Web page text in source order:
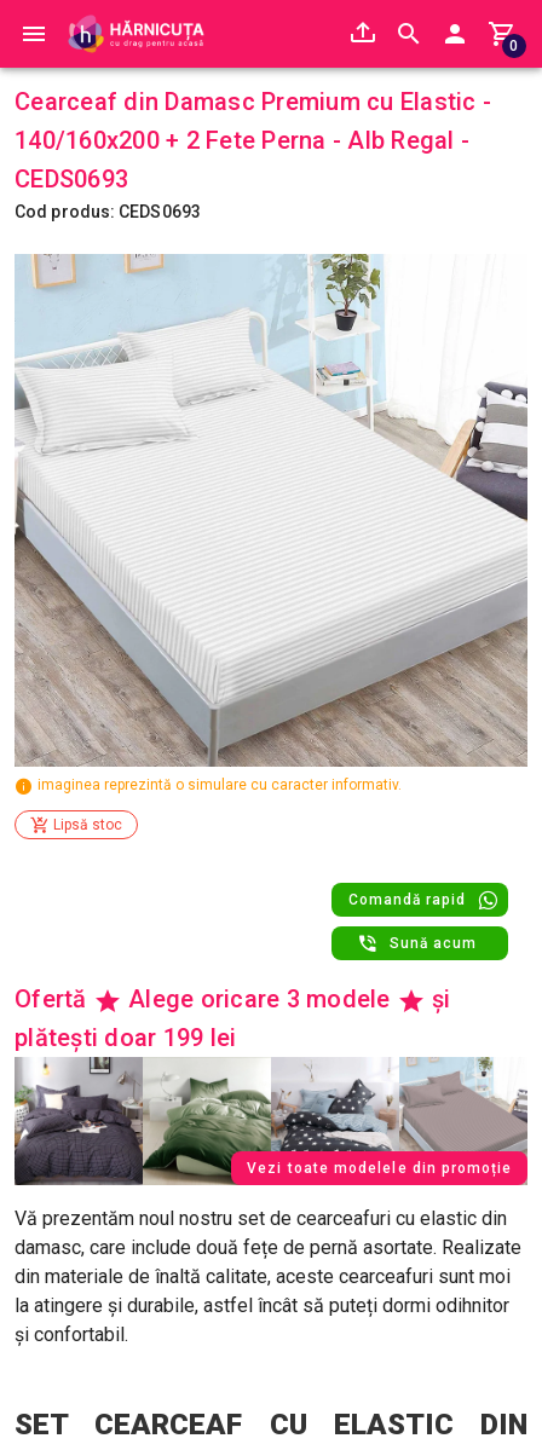
0
Cearceaf din Damasc Premium cu Elastic -
140/160x200 + 2 Fete Perna - Alb Regal -
CEDS0693
Cod produs: CEDS0693
imaginea reprezintă o simulare cu caracter informativ.
Lipsă stoc
Comandă rapid
Sună acum
Ofertă Alege oricare 3 modele
și
plătești doar 199 lei
Vezi toate modelele din promoție
Vă prezentăm noul nostru set de cearceafuri cu elastic din
damasc, care include două fețe de pernă asortate. Realizate
din materiale de înaltă calitate, aceste cearceafuri sunt moi
la atingere și durabile, astfel încât să puteți dormi odihnitor
și confortabil.
SET CEARCEAF CU ELASTIC DIN